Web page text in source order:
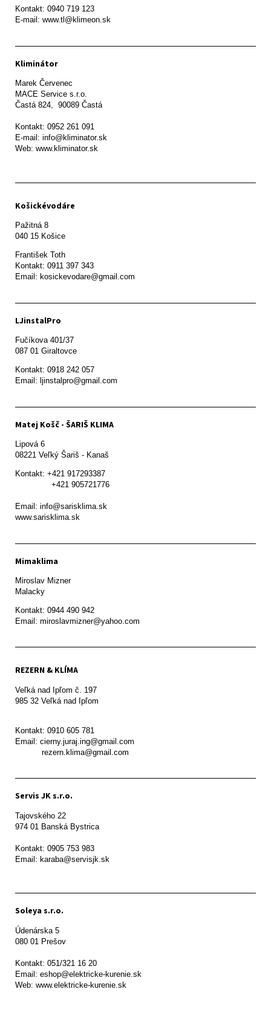
Kontakt: 0940 719 123
E-mail: www.tl@klimeon.sk
Kliminátor
Marek Červenec
MACE Service s.r.o.
Častá 824,  90089 Častá
Kontakt: 0952 261 091
E-mail: info@kliminator.sk
Web: www.kliminator.sk
Košickévodáre
Pažitná 8
František Toth
Kontakt: 0911 397 343
Email: kosickevodare@gmail.com
LJinstalPro
Fučíkova 401/37
087 01 Giraltovce
Kontakt: 0918 242 057
Email: ljinstalpro@gmail.com
Matej Košč - ŠARIŠ KLIMA
Lipová 6
08221 Veľký Šariš - Kanaš
Kontakt: +421 917293387
Email: info@sarisklima.sk
www.sarisklima.sk
Mimaklima
Miroslav Mizner
Malacky
Kontakt: 0944 490 942
REZERN & KLÍMA
Veľká nad Ipľom č. 197
985 32 Veľká nad Ipľom
Kontakt: 0910 605 781
Email: cierny.juraj.ing@gmail.com
           rezern.klima@gmail.com
Servis JK s.r.o.
Tajovského 22
974 01 Banská Bystrica
Kontakt: 0905 753 983
Email: karaba@servisjk.sk
Soleya s.r.o.
Údenárska 5
080 01 Prešov
Kontakt: 051/321 16 20
Email: eshop@elektricke-kurenie.sk
Web: www.elektricke-kurenie.sk